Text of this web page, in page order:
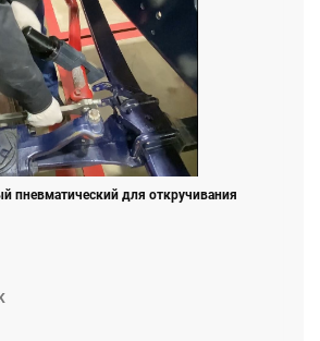
пневматический для откручивания